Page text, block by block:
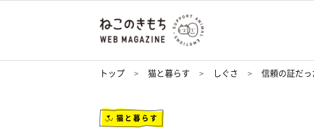
トップ 猫と暮らす しぐさ 信頼の証だ
猫と暮らす